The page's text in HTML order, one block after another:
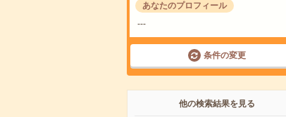
あなたのプロフィール
---
条件の変更
他の検索結果を見る